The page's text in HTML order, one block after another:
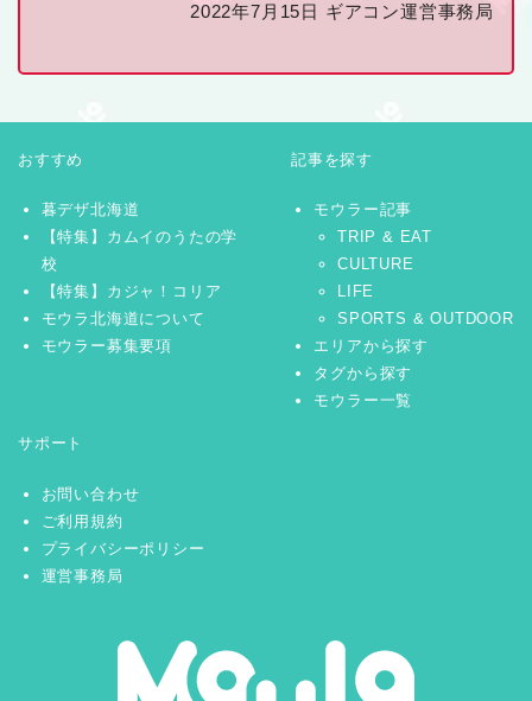
2022年7月15日 ギアコン運営事務局
おすすめ
暮デザ北海道
【特集】カムイのうたの学
校
【特集】カジャ！コリア
モウラ北海道について
モウラー募集要項
記事を探す
モウラー記事
TRIP & EAT
CULTURE
LIFE
SPORTS & OUTDOOR
エリアから探す
タグから探す
モウラー一覧
サポート
お問い合わせ
ご利用規約
プライバシーポリシー
運営事務局